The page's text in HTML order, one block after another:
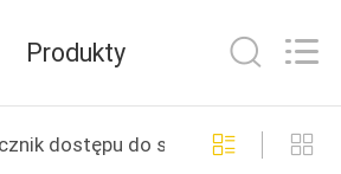
39
Produkty
dostępu do sieci Ethernet